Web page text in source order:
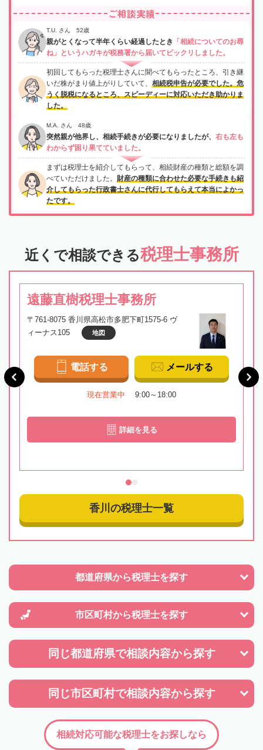
ご相談実績
T.U. さん 52歳
親がとくなって半年くらい経過したとき
「相続についてのお尋
ね」というハガキが税務署から届いてビックリしました。
初回してもらった税理士さんに聞べてもらったところ、引き継
いだ株がまり値上がりしていて、 相続税申告が必要でした。危
うく脱税になるところ、スピーディーに対応いただき助かりま
した。
M.A. さん 48歳
突然親が他界し、相続手続きが必要になりましたが、 右も左も
わからず困り果てていました。
まずは税理士を紹介してもらって、相続財産の種類と総額を調
べていただけました。 財産の種類に合わせた必要な手続きも紹
介してもらった行政書士さんに代行してもらえて本当によかっ
たです。
近くで相談できる税理士事務所
遠藤直樹税理士事務所
〒761-8075 香川県高松市多肥下町1575-6 ヴ
ィーナス105
地図
電話する メールする
現在営業中 9:00～18:00
詳細を見る
香川の税理士一覧
都道府県から税理士を探す
市区町村から税理士を探す
同じ都道府県で相談内容から探す
同じ市区町村で相談内容から探す
相続対応可能な税理士をお探しなら